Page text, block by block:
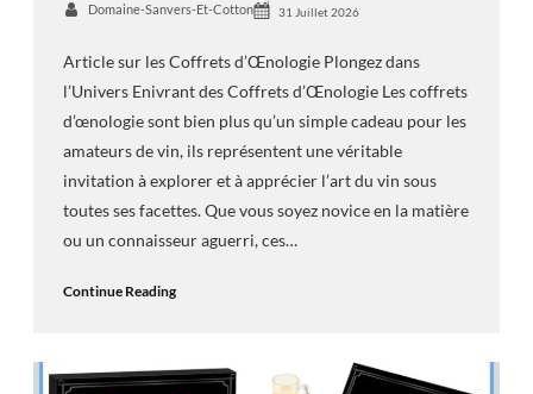
Domaine-Sanvers-Et-Cotton 31 Juillet 2026
Article sur les Coffrets d’Œnologie Plongez dans
l’Univers Enivrant des Coffrets d’Œnologie Les coffrets
d’œnologie sont bien plus qu’un simple cadeau pour les
amateurs de vin, ils représentent une véritable
invitation à explorer et à apprécier l’art du vin sous
toutes ses facettes. Que vous soyez novice en la matière
ou un connaisseur aguerri, ces…
Continue Reading